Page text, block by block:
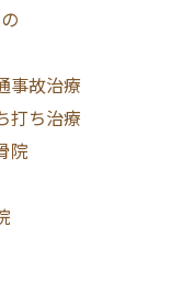
事故治療
打ち治療
院